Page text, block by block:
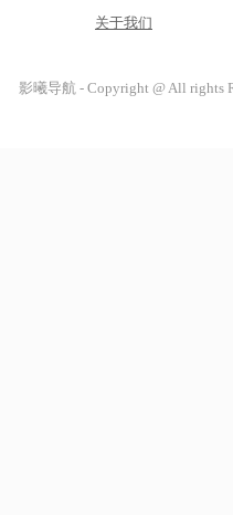
关于我们
影曦导航 - Copyright @ All rights